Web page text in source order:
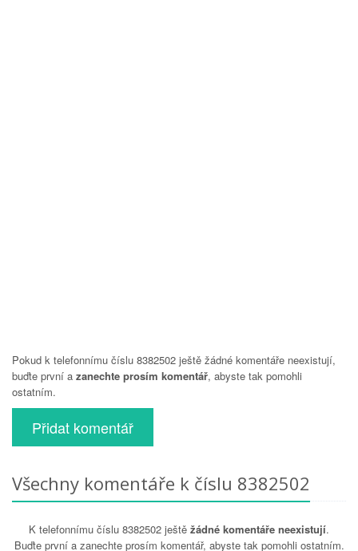
Pokud k telefonnímu číslu 8382502 ještě žádné komentáře neexistují,
buďte první a zanechte prosím komentář, abyste tak pomohli
ostatním.
Přidat komentář
Všechny komentáře k číslu 8382502
K telefonnímu číslu 8382502 ještě žádné komentáře neexistují.
Buďte první a zanechte prosím komentář, abyste tak pomohli ostatním.